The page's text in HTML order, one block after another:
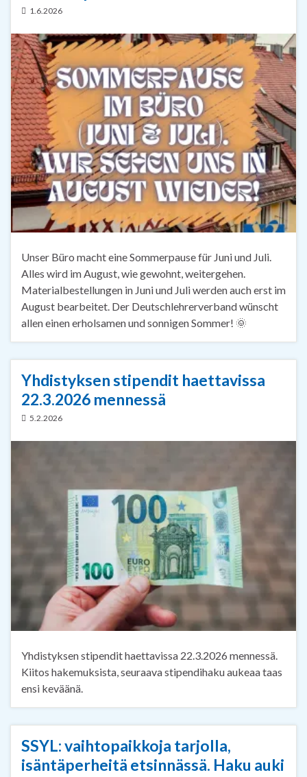
1.6.2026
Unser Büro macht eine Sommerpause für Juni und Juli.
Alles wird im August, wie gewohnt, weitergehen.
Materialbestellungen in Juni und Juli werden auch erst im
August bearbeitet. Der Deutschlehrerverband wünscht
allen einen erholsamen und sonnigen Sommer! 🌞
Yhdistyksen stipendit haettavissa
22.3.2026 mennessä
5.2.2026
Yhdistyksen stipendit haettavissa 22.3.2026 mennessä.
Kiitos hakemuksista, seuraava stipendihaku aukeaa taas
ensi keväänä.
SSYL: vaihtopaikkoja tarjolla,
isäntäperheitä etsinnässä. Haku auki